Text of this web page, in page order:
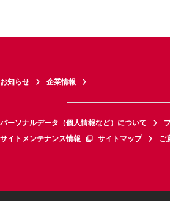
お知らせ 企業情報
パーソナルデータ（個人情報など）について
サイトメンテナンス情報
サイトマップ ご